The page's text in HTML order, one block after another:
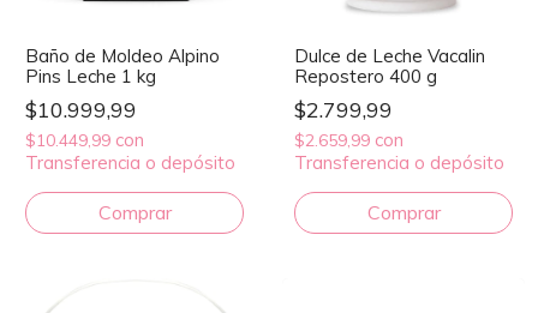
Baño de Moldeo Alpino
Pins Leche 1 kg
$10.999,99
$10.449,99 con
Transferencia o depósito
Dulce de Leche Vacalin
Repostero 400 g
$2.799,99
$2.659,99 con
Transferencia o depósito